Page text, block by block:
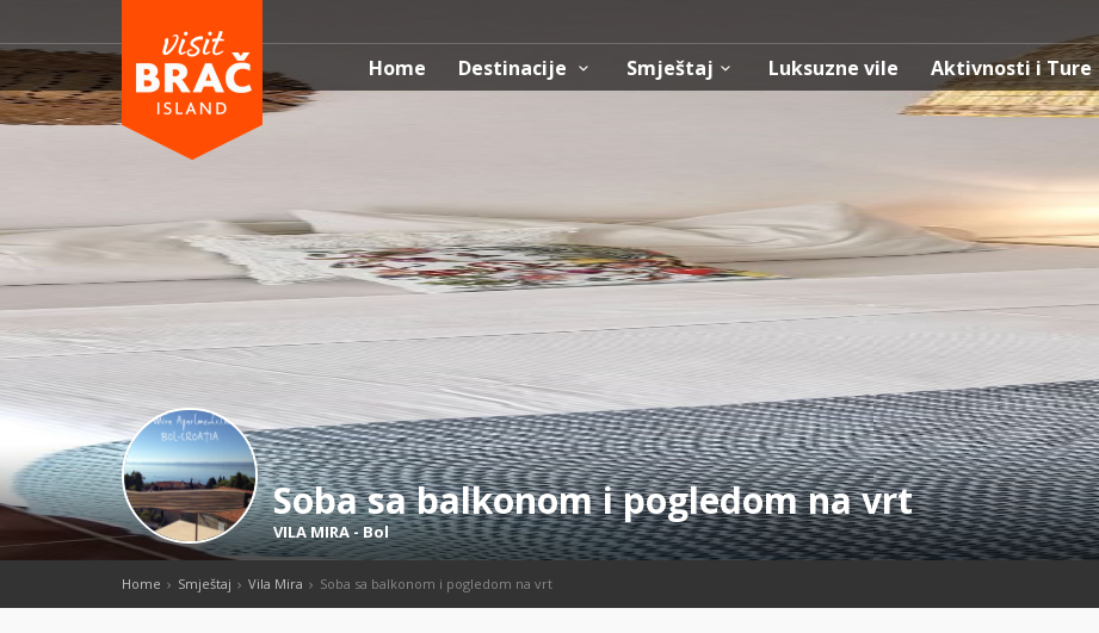
Home Destinacije Smještaj Luksuzne vile Aktivnosti i Ture
Soba sa balkonom i pogledom na vrt
VILA MIRA-Bol
Home Smještaj Vila Mira Soba sa balkonom i pogledom na vrt